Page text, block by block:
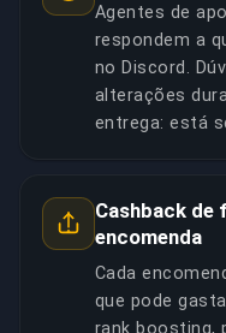
Agentes de
respondem a
no Discord.
alterações
entrega: está
Cashback de
encomenda
Cada
que pode
rank boosting,